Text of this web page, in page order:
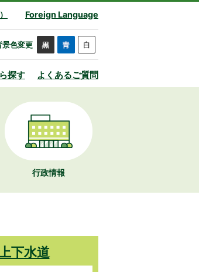
Foreign Language
景色変更
探す よくあるご質問
行政情報
下水道